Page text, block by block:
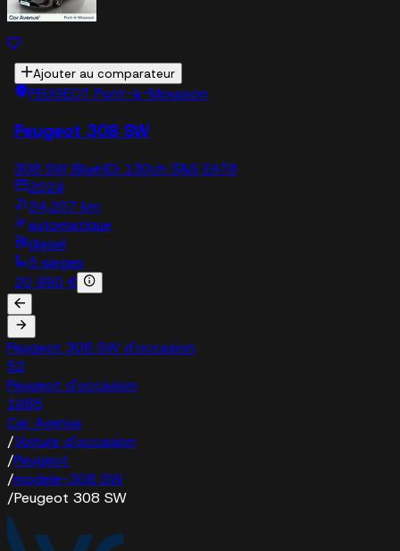
Ajouter au comparateur
PEUGEOT Pont-à-Mousson
Peugeot 308 SW
308 SW BlueHDi 130ch S&S EAT8
2024
24,207 km
automatique
diesel
5 sieges
20 990 €
Peugeot 308 SW d'occasion
52
Peugeot d'occasion
1685
Car Avenue
/Voiture d'occasion
/Peugeot
/modele-308 SW
/Peugeot 308 SW